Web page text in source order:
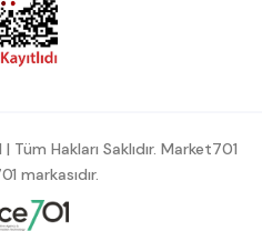
| Tüm Hakları Saklıdır. Market701
markasıdır.